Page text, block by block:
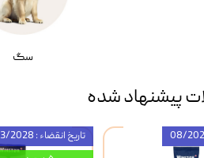
سگ
پیشنهاد شده
تاریخ انقضاء : 03/2028